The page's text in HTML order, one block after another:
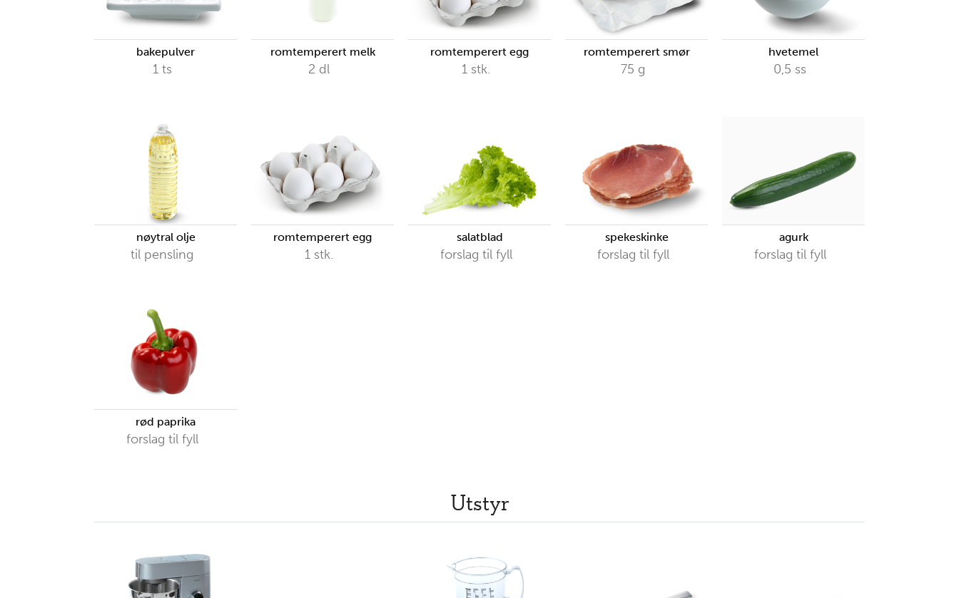
bakepulver
1 ts
romtemperert melk
2 dl
romtemperert egg
1 stk.
romtemperert smør
75 g
hvetemel
0,5 ss
nøytral olje
til pensling
romtemperert egg
1 stk.
salatblad
forslag til fyll
spekeskinke
forslag til fyll
agurk
forslag til fyll
rød paprika
forslag til fyll
Utstyr